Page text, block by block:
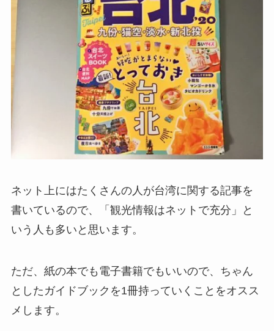
ネット上にはたくさんの人が台湾に関する記事を
書いているので、「観光情報はネットで充分」と
いう人も多いと思います。
ただ、紙の本でも電子書籍でもいいので、ちゃん
としたガイドブックを1冊持っていくことをオスス
メします。